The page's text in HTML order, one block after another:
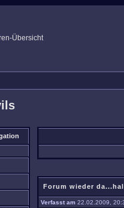
Forum wieder
Verfasst am 22.02.2009,